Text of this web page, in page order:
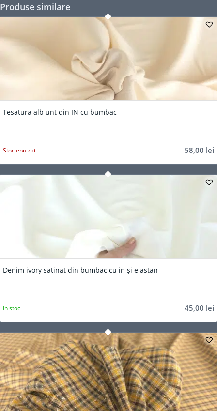
Produse similare
Tesatura alb unt din IN cu bumbac
58,00 lei
Stoc epuizat
Denim ivory satinat din bumbac cu in și elastan
45,00 lei
In stoc